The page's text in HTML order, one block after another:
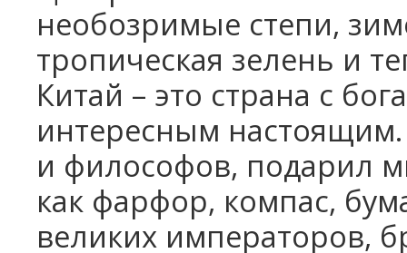
необозримые степи,
тропическая зелень и
Китай – это страна с
интересным
и философов, подарил
как фарфор, компас,
великих императоров,